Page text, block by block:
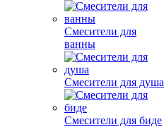
Смесители для
ванны
Смесители для душа
Смесители для биде